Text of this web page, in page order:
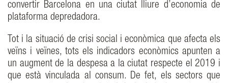
convertir Barcelona en una ciutat lliure d’economia de
plataforma depredadora.
Tot i la situació de crisi social i econòmica que afecta els
veïns i veïnes, tots els indicadors econòmics apunten a
un augment de la despesa a la ciutat respecte el 2019 i
que està vinculada al consum. De fet, els sectors que